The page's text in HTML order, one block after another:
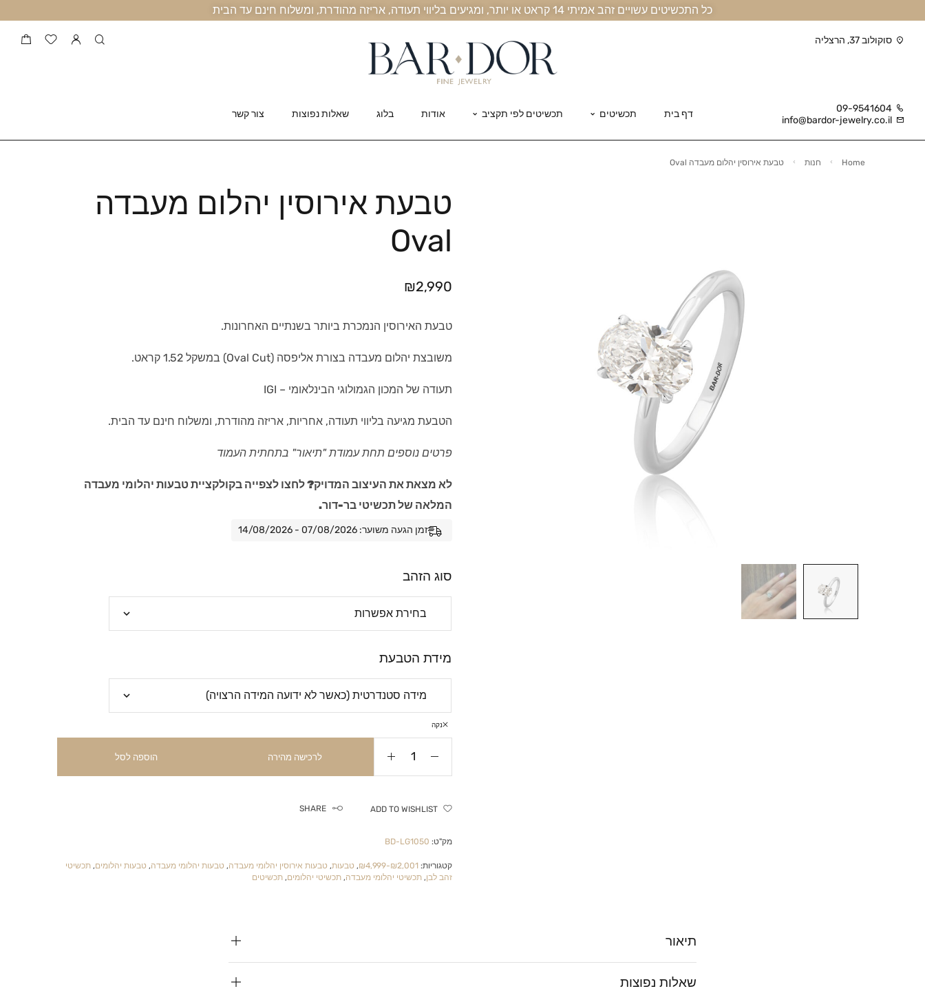
כל התכשיטים עשויים זהב אמיתי 14 קראט או יותר, ומגיעים בליווי תעודה, אריזה מהודרת, ומשלוח חינם עד הבית
סוקולוב 37, הרצליה
09-9541604
info@bardor-jewelry.co.il
דף בית תכשיטים תכשיטים לפי תקציב אודות בלוג שאלות נפוצות צור קשר
Home חנות טבעת אירוסין יהלום מעבדה Oval
טבעת אירוסין יהלום מעבדה
Oval
₪2,990
טבעת האירוסין הנמכרת ביותר בשנתיים האחרונות.
משובצת יהלום מעבדה בצורת אליפסה (Oval Cut) במשקל 1.52 קראט.
תעודה של המכון הגמולוגי הבינלאומי – IGI
הטבעת מגיעה בליווי תעודה, אחריות, אריזה מהודרת, ומשלוח חינם עד הבית.
פרטים נוספים תחת עמודת "תיאור" בתחתית העמוד
לא מצאת את העיצוב המדויק? לחצו לצפייה בקולקציית טבעות יהלומי מעבדה
המלאה של תכשיטי בר-דור.
זמן הגעה משוער: 07/08/2026 - 14/08/2026
סוג הזהב
מידת הטבעת
נקה
לרכישה מהירה הוספה לסל
ADD TO WISHLIST
SHARE
מק"ט: BD-LG1050
קטגוריות: ₪2,001-₪4,999
, טבעות, טבעות אירוסין יהלומי מעבדה, טבעות יהלומי מעבדה, טבעות יהלומים, תכשיטי
זהב לבן, תכשיטי יהלומי מעבדה, תכשיטי יהלומים, תכשיטים
תיאור
שאלות נפוצות